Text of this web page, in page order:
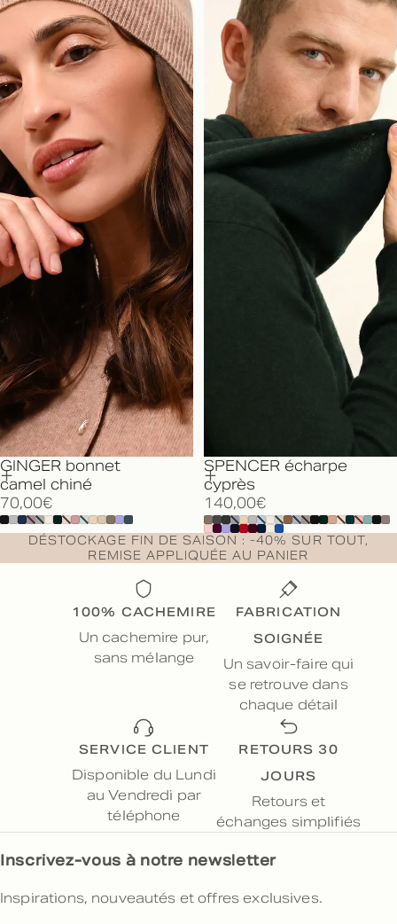
GINGER bonnet
camel chiné
70,00€
SPENCER écharpe
cyprès
140,00€
DÉSTOCKAGE FIN DE SAISON : -40% SUR TOUT,
REMISE APPLIQUÉE AU PANIER
100% CACHEMIRE
Un cachemire pur,
sans mélange
FABRICATION
SOIGNÉE
Un savoir-faire qui
se retrouve dans
chaque détail
SERVICE CLIENT
Disponible du Lundi
au Vendredi par
téléphone
RETOURS 30
JOURS
Retours et
échanges simplifiés
Inscrivez-vous à notre newsletter
Inspirations, nouveautés et offres exclusives.